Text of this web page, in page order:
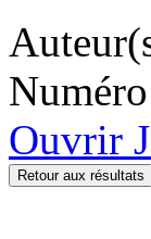
Ouvrir
Retour aux résultats